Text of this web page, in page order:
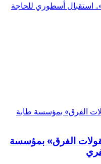
استقبال أسطوري للحاجة
الفرق» بمؤسسة